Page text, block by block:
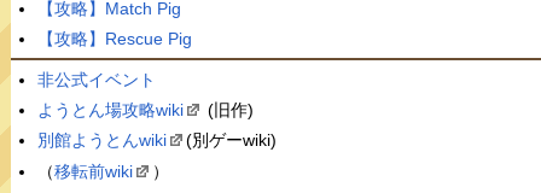
【攻略】Match Pig
【攻略】Rescue Pig
非公式イベント
ようとん場攻略wiki
(旧作)
別館ようとんwiki
(別ゲーwiki)
（移転前wiki ）